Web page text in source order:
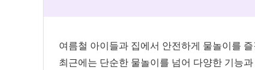
여름철 아이들과 집에서 안전하게 물놀이를
최근에는 단순한 물놀이를 넘어 다양한 기능